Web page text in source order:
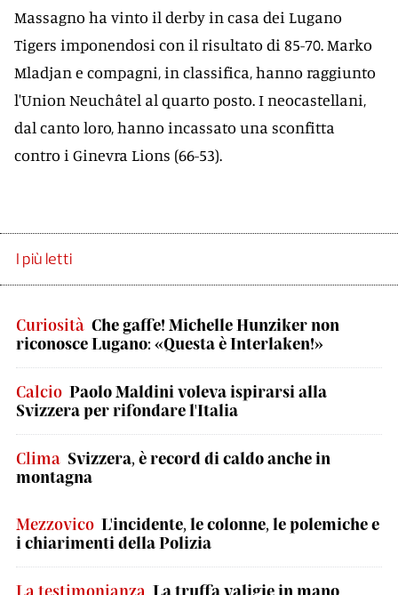
Massagno ha vinto il derby in casa dei Lugano
Tigers imponendosi con il risultato di 85-70. Marko
Mladjan e compagni, in classifica, hanno raggiunto
l'Union Neuchâtel al quarto posto. I neocastellani,
dal canto loro, hanno incassato una sconfitta
contro i Ginevra Lions (66-53).
I più letti
Curiosità Che gaffe! Michelle Hunziker non
riconosce Lugano: «Questa è Interlaken!»
Calcio Paolo Maldini voleva ispirarsi alla
Svizzera per rifondare l'Italia
Clima Svizzera, è record di caldo anche in
montagna
Mezzovico L'incidente, le colonne, le polemiche e
i chiarimenti della Polizia
La testimonianza La truffa valigie in mano